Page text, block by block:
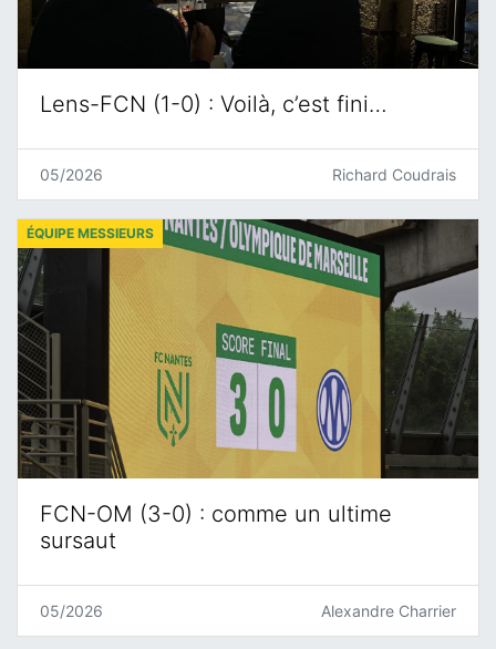
Lens-FCN (1-0) : Voilà, c’est fini…
05/2026 Richard Coudrais
FCN-OM (3-0) : comme un ultime
sursaut
ÉQUIPE MESSIEURS
05/2026 Alexandre Charrier